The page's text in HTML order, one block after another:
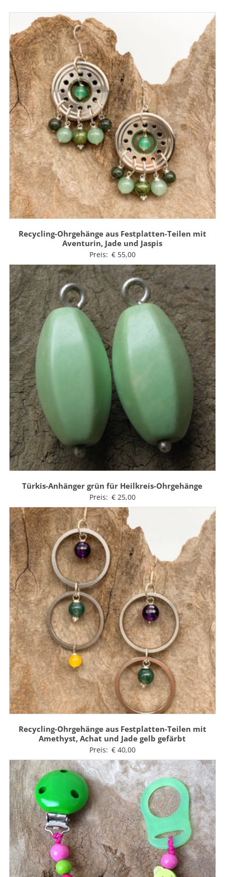
Recycling-Ohrgehänge aus Festplatten-Teilen mit
Aventurin, Jade und Jaspis
Preis: €55,00
Türkis-Anhänger grün für Heilkreis-Ohrgehänge
Preis: €25,00
Recycling-Ohrgehänge aus Festplatten-Teilen mit
Amethyst, Achat und Jade gelb gefärbt
Preis: €40,00